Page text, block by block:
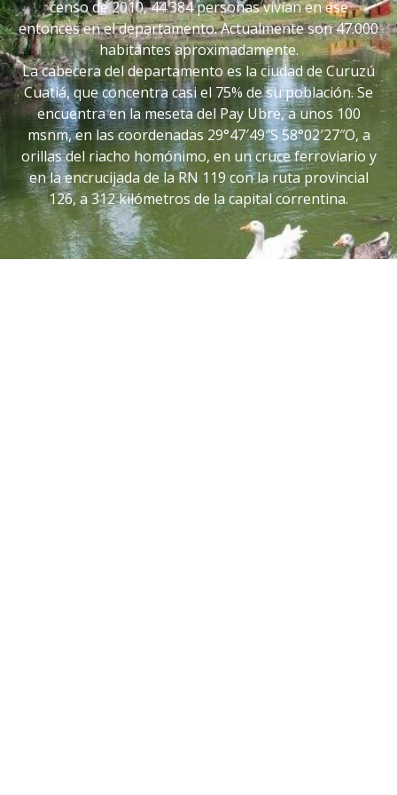
censo de 2010, 44.384 personas vivían en ese
entonces en el departamento. Actualmente son 47.000
habitantes aproximadamente.
La cabecera del departamento es la ciudad de Curuzú
Cuatiá, que concentra casi el 75% de su población. Se
encuentra en la meseta del Pay Ubre, a unos 100
msnm, en las coordenadas 29°47′49″S 58°02′27″O, a
orillas del riacho homónimo, en un cruce ferroviario y
en la encrucijada de la RN 119 con la ruta provincial
126, a 312 kilómetros de la capital correntina.